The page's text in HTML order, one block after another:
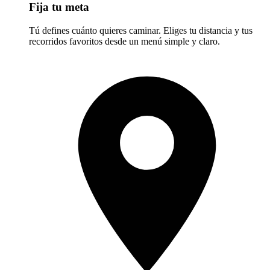
Fija tu meta
Tú defines cuánto quieres caminar. Eliges tu distancia y tus
recorridos favoritos desde un menú simple y claro.